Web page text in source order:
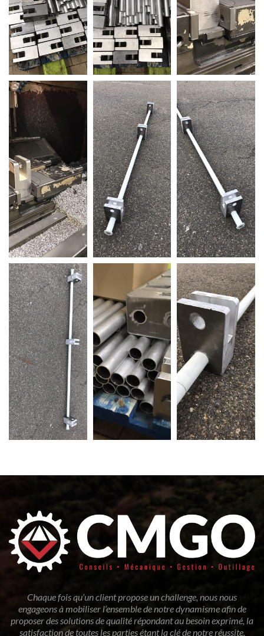
Chaque fois qu’un client propose un challenge, nous nous
engageons à mobiliser l’ensemble de notre dynamisme afin de
proposer des solutions de qualité répondant au besoin exprimé, la
satisfaction de toutes les parties étant la clé de notre réussite.